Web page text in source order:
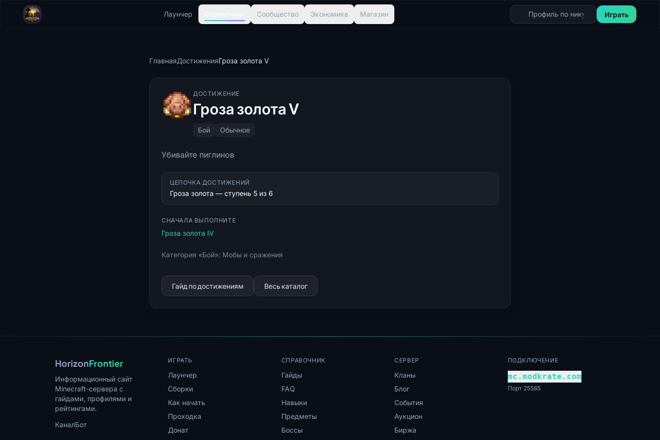
Лаунчер Сообщество Экономика Магазин Играть
ГлавнаяДостиженияГроза золота V
ДОСТИЖЕНИЕ
Гроза золота V
Бой Обычное
Убивайте пиглинов
ЦЕПОЧКА ДОСТИЖЕНИЙ
Гроза золота — ступень 5 из 6
СНАЧАЛА ВЫПОЛНИТЕ
Гроза золота IV
Категория «Бой»: Мобы и сражения
Гайд по достижениям Весь каталог
HorizonFrontier
Информационный сайт
Minecraft-сервера с
гайдами, профилями и
рейтингами.
КаналБот
ИГРАТЬ
Лаунчер
Сборки
Как начать
Проходка
Донат
СПРАВОЧНИК
Гайды
FAQ
Навыки
Предметы
Боссы
СЕРВЕР
Кланы
Блог
События
Аукцион
Биржа
ПОДКЛЮЧЕНИЕ
mc.modkrate.com
Порт 25565